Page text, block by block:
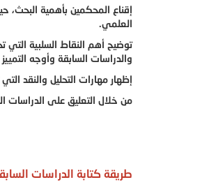
إقناع المحكمين بأهمية البحث،
العلمي.
توضيح أهم النقاط السلبية التي
والدراسات السابقة وأوجه التمييز
إظهار مهارات التحليل والنقد
من خلال التعليق على الدراسات
طريقة كتابة الدراسات